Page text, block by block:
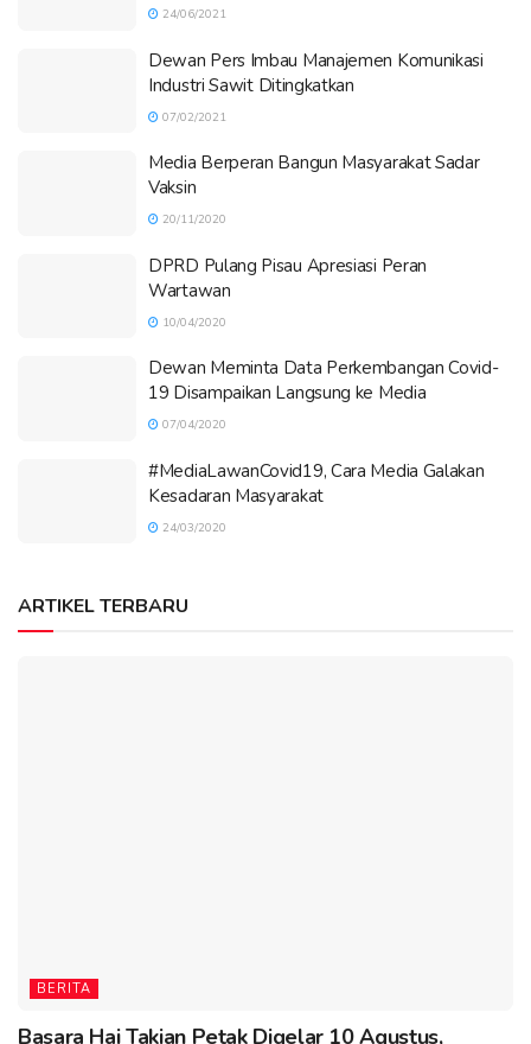
24/06/2021
Dewan Pers Imbau Manajemen Komunikasi
Industri Sawit Ditingkatkan
07/02/2021
Media Berperan Bangun Masyarakat Sadar
Vaksin
20/11/2020
DPRD Pulang Pisau Apresiasi Peran
Wartawan
10/04/2020
Dewan Meminta Data Perkembangan Covid-
19 Disampaikan Langsung ke Media
07/04/2020
#MediaLawanCovid19, Cara Media Galakan
Kesadaran Masyarakat
24/03/2020
ARTIKEL TERBARU
BERITA
Basara Hai Takian Petak Digelar 10 Agustus,